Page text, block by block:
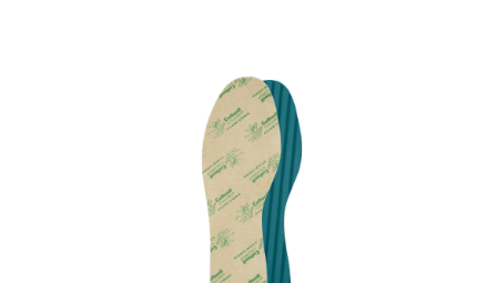
Wohlfühl-Sohle mit Aloe
Vera
die softe Mikrofaser-Oberfläche mit Aloe
Vera sorgt für hohen Tragekomfort